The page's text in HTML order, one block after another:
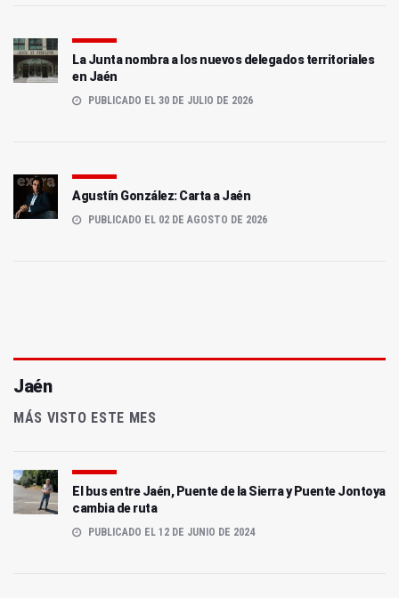
La Junta nombra a los nuevos delegados territoriales
en Jaén
PUBLICADO EL 30 DE JULIO DE 2026
Agustín González: Carta a Jaén
PUBLICADO EL 02 DE AGOSTO DE 2026
Jaén
MÁS VISTO ESTE MES
El bus entre Jaén, Puente de la Sierra y Puente Jontoya
cambia de ruta
PUBLICADO EL 12 DE JUNIO DE 2024